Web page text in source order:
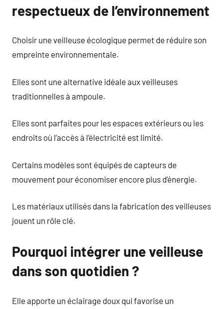
respectueux de l’environnement
Choisir une veilleuse écologique permet de réduire son
empreinte environnementale.
Elles sont une alternative idéale aux veilleuses
traditionnelles à ampoule.
Elles sont parfaites pour les espaces extérieurs ou les
endroits où l’accès à l’électricité est limité.
Certains modèles sont équipés de capteurs de
mouvement pour économiser encore plus d’énergie.
Les matériaux utilisés dans la fabrication des veilleuses
jouent un rôle clé.
Pourquoi intégrer une veilleuse
dans son quotidien ?
Elle apporte un éclairage doux qui favorise un